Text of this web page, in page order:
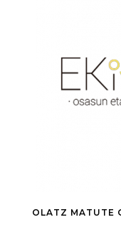
OLATZ MATUTE